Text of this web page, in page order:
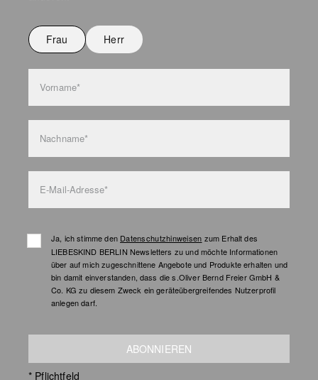
Nicht waschen
Frau Herr
Vorname*
Nachname*
E-Mail-Adresse*
Ja, ich stimme den Datenschutzhinweisen zum Erhalt des
LIEBESKIND BERLIN Newsletters zu und möchte Informationen
über auf mich zugeschnittene Angebote und Produkte erhalten und
bin damit einverstanden, dass die s.Oliver Bernd Freier GmbH &
Co. KG zu diesem Zweck ein geräteübergreifendes Nutzerprofil
anlegen darf.
ABONNIEREN
* Pflichtfeld